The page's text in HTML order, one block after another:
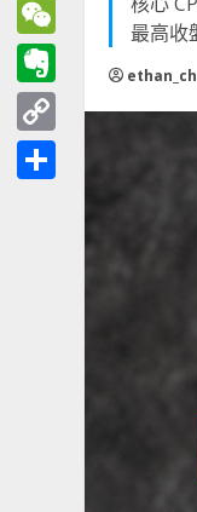
最高收
WeChat
Evernote
Copy